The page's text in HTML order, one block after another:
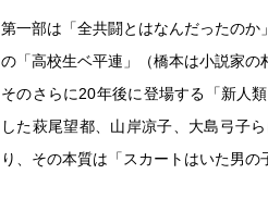
第一部は「全共闘とはなんだったの
の「高校生ベ平連」（橋本は小説家の
そのさらに20年後に登場する「新人
した萩尾望都、山岸凉子、大島弓子
り、その本質は「スカートはいた男の